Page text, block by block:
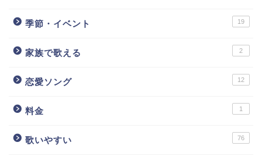
季節・イベント 19
家族で歌える 2
恋愛ソング 12
料金 1
歌いやすい 76